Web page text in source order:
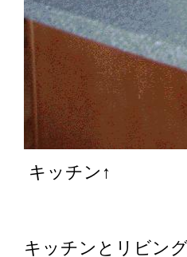
キッチン↑
キッチンとリビン